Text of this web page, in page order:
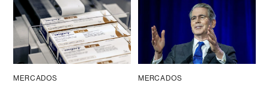
MERCADOS MERCADOS